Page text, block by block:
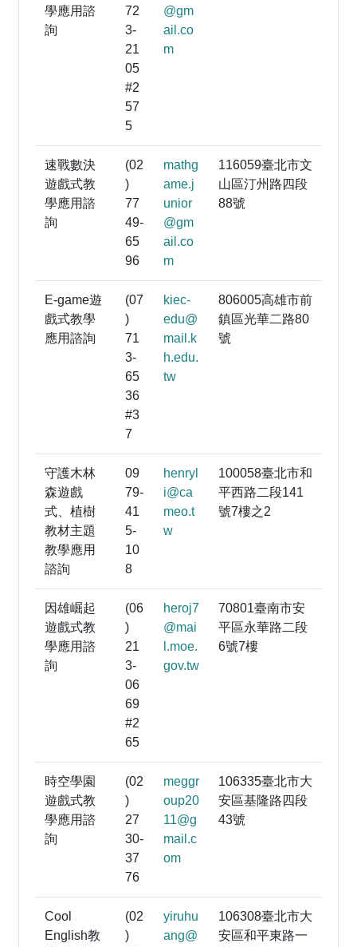
學應用諮
詢
72
3-
21
05
#2
57
5
@gm
ail.co
m
速戰數決
遊戲式教
學應用諮
詢
(02
)
77
49-
65
96
mathg
ame.j
unior
@gm
ail.co
m
116059臺北市文
山區汀州路四段
88號
E-game遊
戲式教學
應用諮詢
(07
)
71
3-
65
36
#3
7
kiec-
edu@
mail.k
h.edu.
tw
806005高雄市前
鎮區光華二路80
號
守護木林
森遊戲
式、植樹
教材主題
教學應用
諮詢
09
79-
41
5-
10
8
henryl
i@ca
meo.t
w
100058臺北市和
平西路二段141
號7樓之2
因雄崛起
遊戲式教
學應用諮
詢
(06
)
21
3-
06
69
#2
65
heroj7
@mai
l.moe.
gov.tw
70801臺南市安
平區永華路二段
6號7樓
時空學園
遊戲式教
學應用諮
詢
(02
)
27
30-
37
76
meggr
oup20
11@g
mail.c
om
106335臺北市大
安區基隆路四段
43號
Cool
English教
(02
)
yiruhu
ang@
106308臺北市大
安區和平東路一